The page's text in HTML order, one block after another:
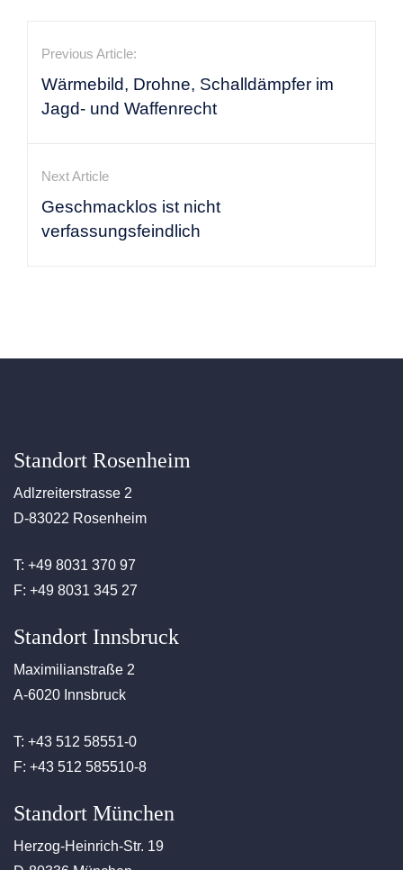
Previous Article:
Wärmebild, Drohne, Schalldämpfer im
Jagd- und Waffenrecht
Next Article
Geschmacklos ist nicht
verfassungsfeindlich
Standort Rosenheim
Adlzreiterstrasse 2
D-83022 Rosenheim
T: +49 8031 370 97
F: +49 8031 345 27
Standort Innsbruck
Maximilianstraße 2
A-6020 Innsbruck
T: +43 512 58551-0
F: +43 512 585510-8
Standort München
Herzog-Heinrich-Str. 19